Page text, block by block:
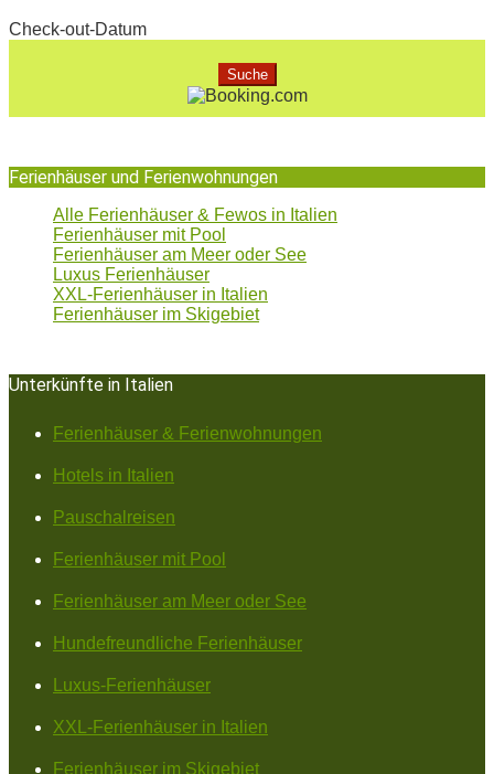
Check-out-Datum
Ferienhäuser und Ferienwohnungen
Alle Ferienhäuser & Fewos in Italien
Ferienhäuser mit Pool
Ferienhäuser am Meer oder See
Luxus Ferienhäuser
XXL-Ferienhäuser in Italien
Ferienhäuser im Skigebiet
Unterkünfte in Italien
Ferienhäuser & Ferienwohnungen
Hotels in Italien
Pauschalreisen
Ferienhäuser mit Pool
Ferienhäuser am Meer oder See
Hundefreundliche Ferienhäuser
Luxus-Ferienhäuser
XXL-Ferienhäuser in Italien
Ferienhäuser im Skigebiet